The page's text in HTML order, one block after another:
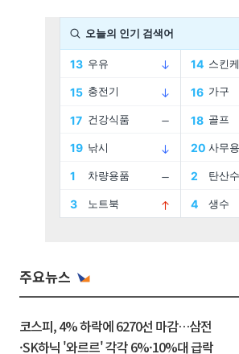
주요뉴스
코스피, 4% 하락에 6270선 마감…삼전
·SK하닉 '와르르' 각각 6%·10%대 급락